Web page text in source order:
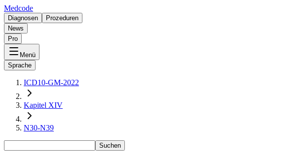
Medcode
Diagnosen
Prozeduren
News
Pro
Menü
Sprache
ICD10-GM-2022
Kapitel XIV
N30-N39
Suchen